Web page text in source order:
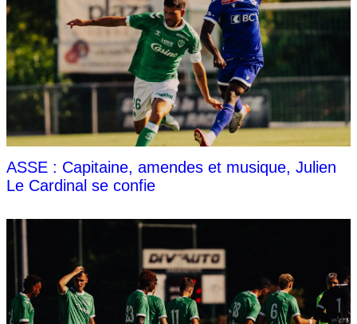
ASSE : Capitaine, amendes et musique, Julien
Le Cardinal se confie